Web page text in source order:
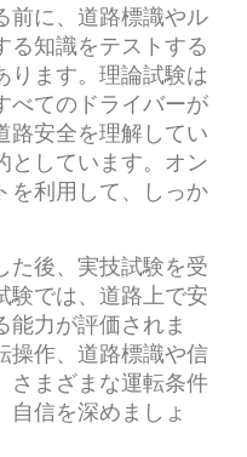
前に、道路標識やル
る知識をテストする
ります。理論試験は
べてのドライバーが
路安全を理解してい
としています。オン
を利用して、しっか
た後、実技試験を受
験では、道路上で安
能力が評価されま
操作、道路標識や信
さまざまな運転条件
自信を深めましょ